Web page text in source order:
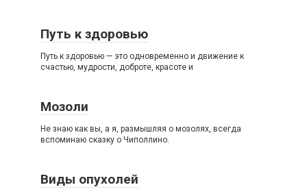
Путь к здоровью
Путь к здоровью — это одновременно и движение к
счастью, мудрости, доброте, красоте и
Мозоли
Не знаю как вы, а я, размышляя о мозолях, всегда
вспоминаю сказку о Чиполлино.
Виды опухолей